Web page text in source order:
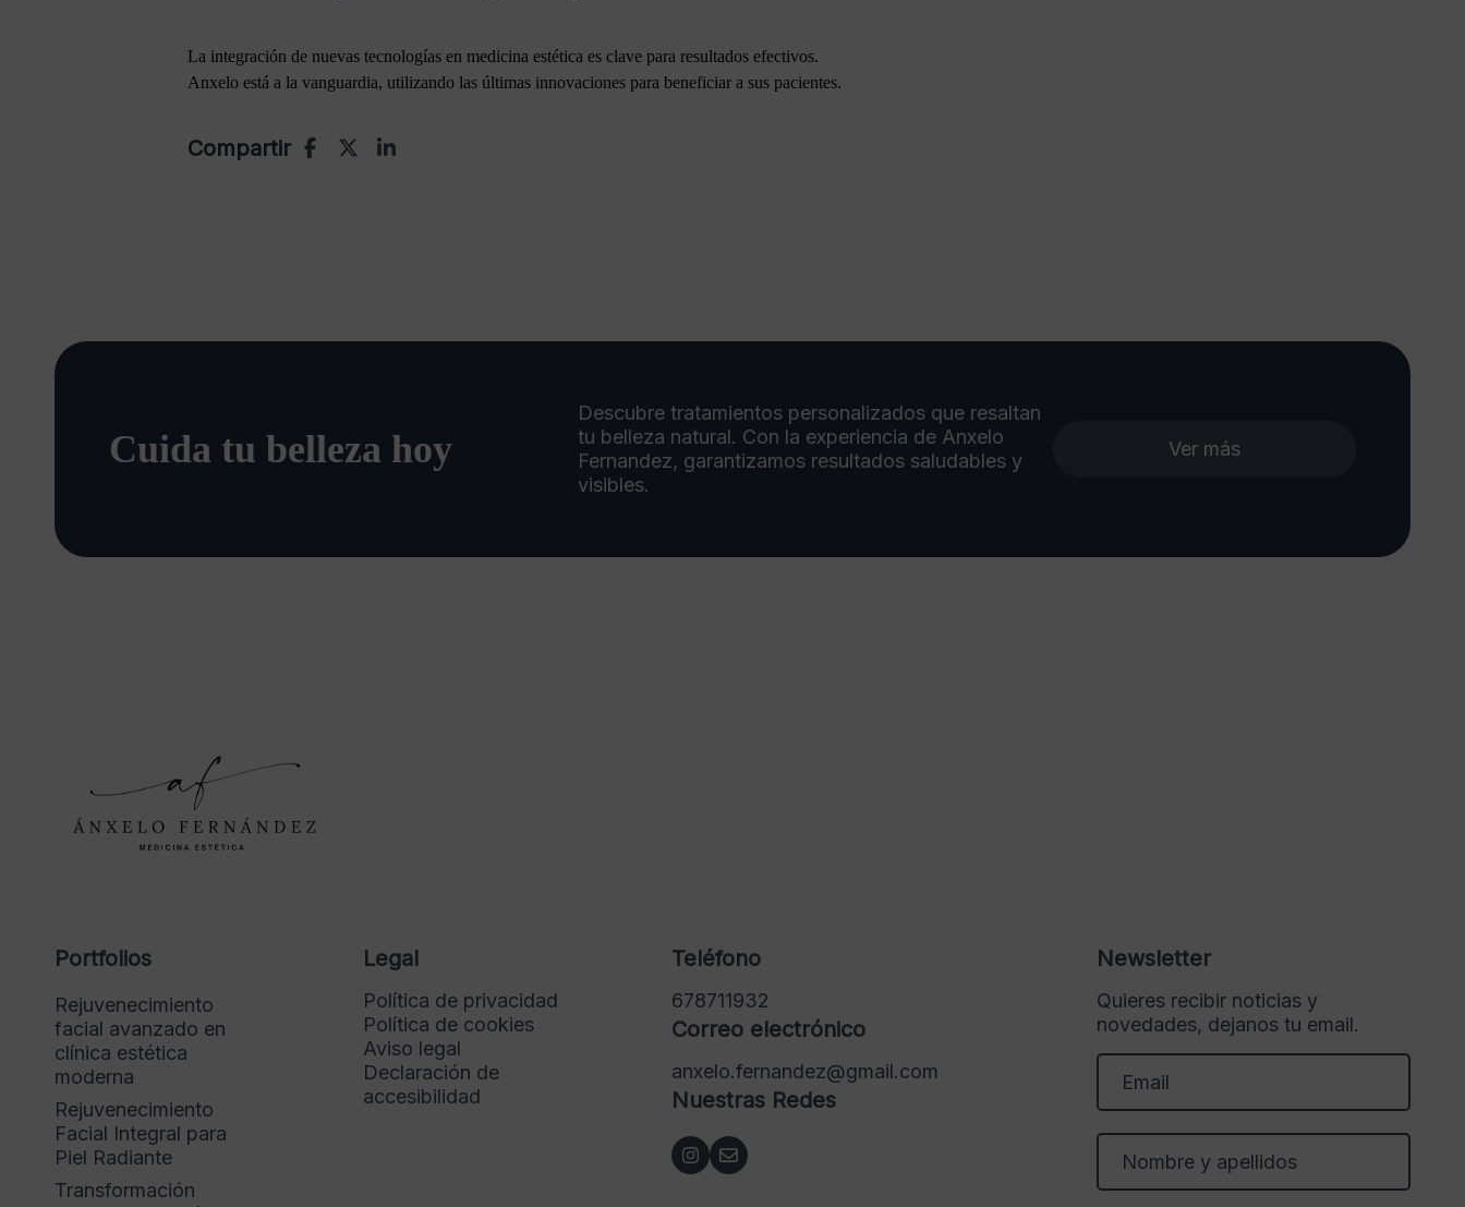
La integración de nuevas tecnologías en medicina estética es clave para resultados efectivos.
Anxelo está a la vanguardia, utilizando las últimas innovaciones para beneficiar a sus pacientes.
Compartir
Cuida tu belleza hoy
Descubre tratamientos personalizados que resaltan
tu belleza natural. Con la experiencia de Anxelo
Fernandez, garantizamos resultados saludables y
visibles.
Ver más
Portfolios
Rejuvenecimiento
facial avanzado en
clínica estética
moderna
Rejuvenecimiento
Facial Integral para
Piel Radiante
Transformación
Legal
Política de privacidad
Política de cookies
Aviso legal
Declaración de
accesibilidad
Teléfono
678711932
Correo electrónico
anxelo.fernandez@gmail.com
Nuestras Redes
Newsletter
Quieres recibir noticias y
novedades, dejanos tu email.